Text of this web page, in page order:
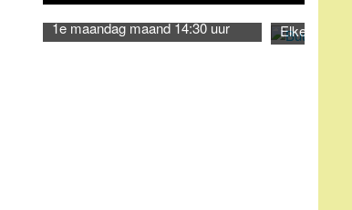
1e maandag maand 14:30 uur Elke